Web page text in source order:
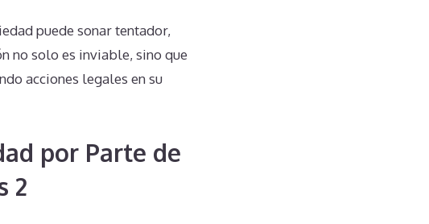
puede sonar tentador,
no solo es inviable, sino que
acciones legales en su
por Parte de
2